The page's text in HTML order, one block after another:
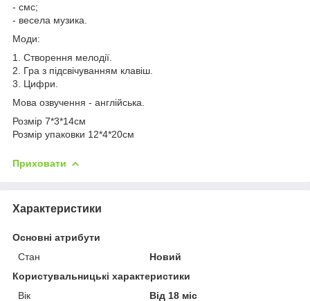
- смс;
- весела музика.
Моди:
1. Створення мелодії.
2. Гра з підсвічуванням клавіш.
3. Цифри.
Мова озвучення - англійська.
Розмір 7*3*14см
Розмір упаковки 12*4*20см
Приховати
Характеристики
Основні атрибути
Стан
Новий
Користувальницькі характеристики
Вік
Від 18 міс